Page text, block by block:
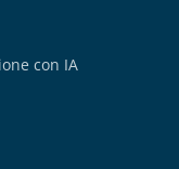
con IA